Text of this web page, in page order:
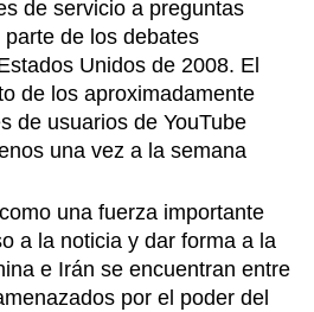
de servicio a preguntas
de los debates
Unidos de 2008. El
de los aproximadamente
de usuarios de YouTube
una vez a la semana
una fuerza importante
a la noticia y dar forma a la
e Irán se encuentran entre
por el poder del